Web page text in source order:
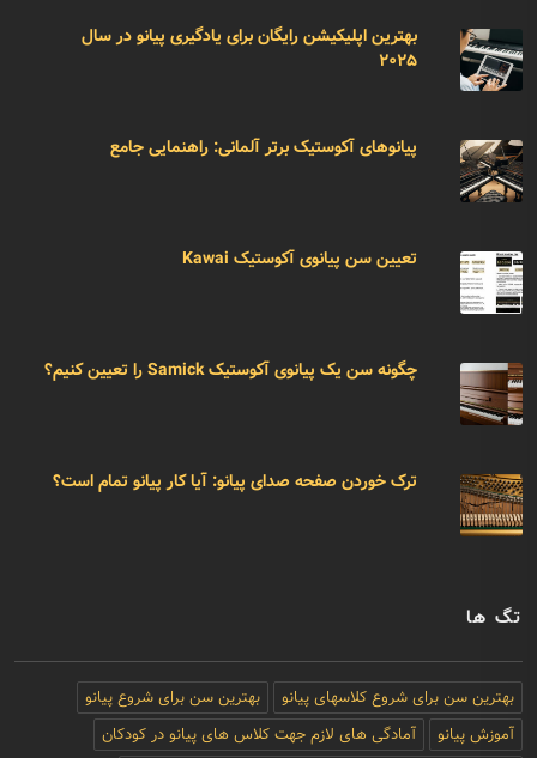
بهترین اپلیکیشن رایگان برای یادگیری پیانو در سال
۲۰۲۵
پیانوهای آکوستیک برتر آلمانی: راهنمایی جامع
تعیین سن پیانوی آکوستیک Kawai
چگونه سن یک پیانوی آکوستیک Samick را تعیین کنیم؟
ترک خوردن صفحه صدای پیانو: آیا کار پیانو تمام است؟
تگ ها
بهترین سن برای شروع کلاسهای پیانو
بهترین سن برای شروع پیانو
آموزش پیانو
آمادگی های لازم جهت کلاس های پیانو در کودکان